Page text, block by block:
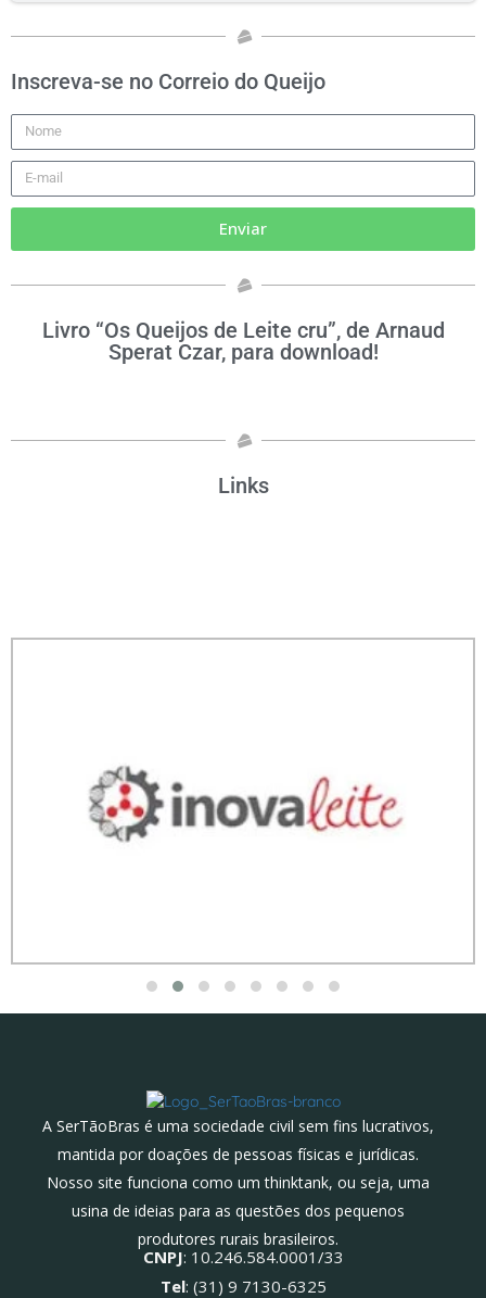
Inscreva-se no Correio do Queijo
Enviar
Livro “Os Queijos de Leite cru”, de Arnaud
Sperat Czar, para download!
Links
A SerTãoBras é uma sociedade civil sem fins lucrativos,
mantida por doações de pessoas físicas e jurídicas.
Nosso site funciona como um thinktank, ou seja, uma
usina de ideias para as questões dos pequenos
produtores rurais brasileiros.
CNPJ: 10.246.584.0001/33
Tel: (31) 9 7130-6325